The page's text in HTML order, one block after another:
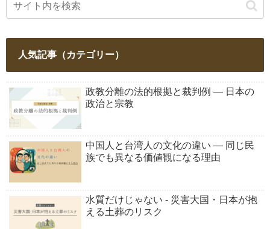
人気記事（カテゴリー）
政教分離の法的根拠と裁判例 ― 日本の
政治と宗教
中国人と台湾人の文化の違い ― 同じ民
族でも異なる価値観になる理由
水質だけじゃない - 災害大国・日本が抱
える土葬のリスク